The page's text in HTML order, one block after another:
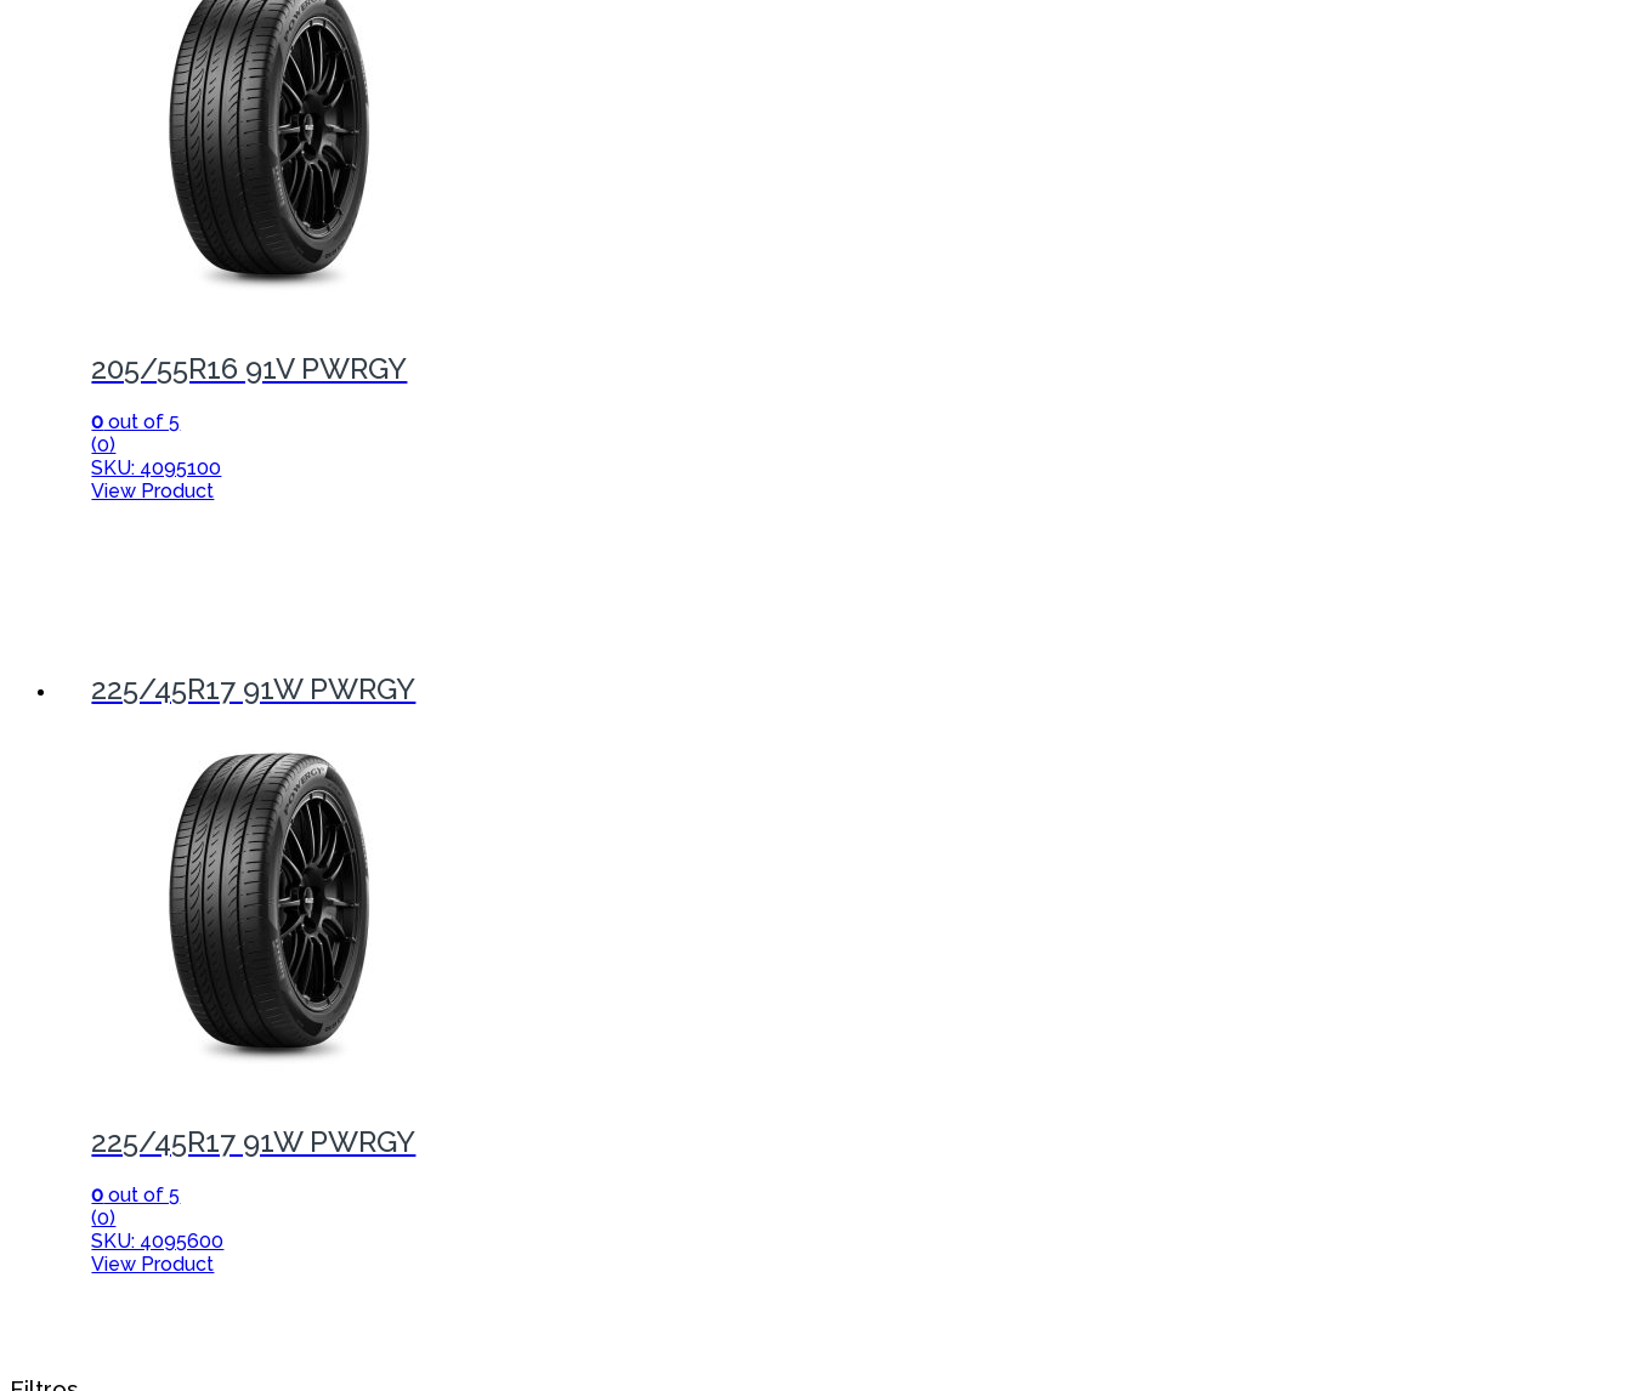
205/55R16 91V PWRGY
0 out of 5
(0)
SKU: 4095100
View Product
225/45R17 91W PWRGY
225/45R17 91W PWRGY
0 out of 5
(0)
SKU: 4095600
View Product